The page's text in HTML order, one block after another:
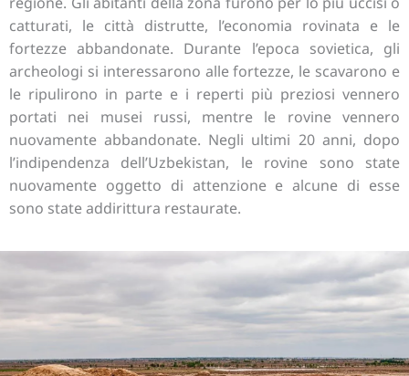
catturati, le città distrutte, l’economia rovinata e le
fortezze abbandonate. Durante l’epoca sovietica, gli
archeologi si interessarono alle fortezze, le scavarono e
le ripulirono in parte e i reperti più preziosi vennero
portati nei musei russi, mentre le rovine vennero
nuovamente abbandonate. Negli ultimi 20 anni, dopo
l’indipendenza dell’Uzbekistan, le rovine sono state
nuovamente oggetto di attenzione e alcune di esse
sono state addirittura restaurate.